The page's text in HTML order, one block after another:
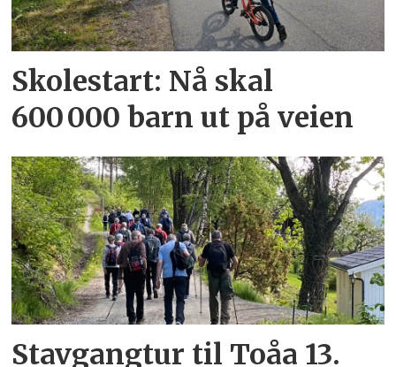
Skolestart: Nå skal
600 000 barn ut på veien
Stavgangtur til Toåa 13.